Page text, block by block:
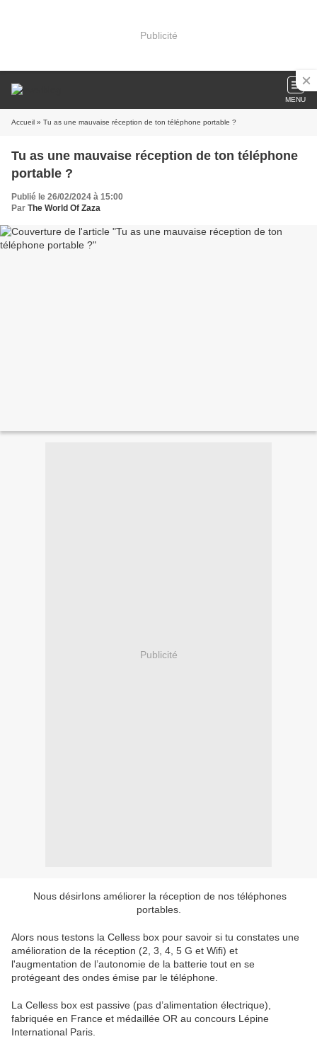
Publicité
MENU
Accueil » Tu as une mauvaise réception de ton téléphone portable ?
Tu as une mauvaise réception de ton téléphone
portable ?
Publié le 26/02/2024 à 15:00
Par The World Of Zaza
Publicité
Nous désirIons améliorer la réception de nos téléphones
portables.
Alors nous testons la Celless box pour savoir si tu constates une
amélioration de la réception (2, 3, 4, 5 G et Wifi) et
l'augmentation de l’autonomie de la batterie tout en se
protégeant des ondes émise par le téléphone.
La Celless box est passive (pas d’alimentation électrique),
fabriquée en France et médaillée OR au concours Lépine
International Paris.